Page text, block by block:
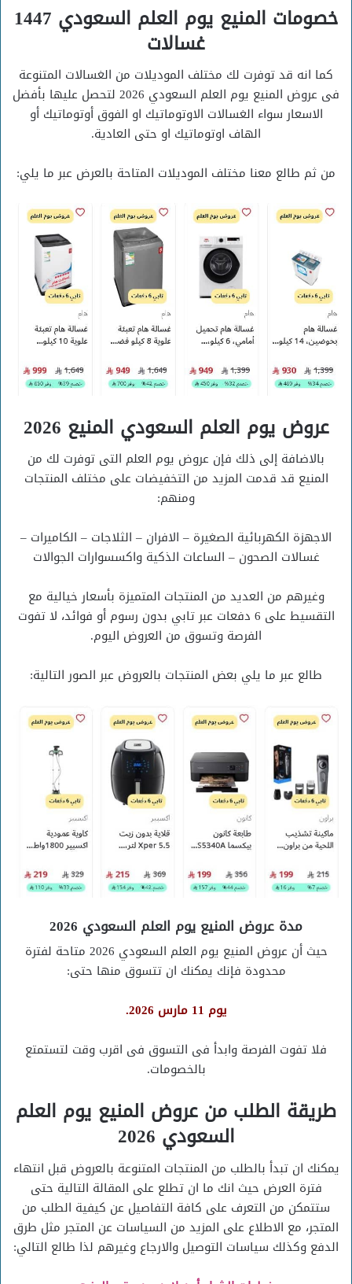
خصومات المنيع يوم العلم السعودي 1447
غسالات
كما انه قد توفرت لك مختلف الموديلات من الغسالات المتنوعة
فى عروض المنيع يوم العلم السعودي 2026 لتحصل عليها بأفضل
الاسعار سواء الغسالات الاوتوماتيك او الفوق أوتوماتيك أو
الهاف اوتوماتيك او حتى العادية.
من ثم طالع معنا مختلف الموديلات المتاحة بالعرض عبر ما يلي:
عروض يوم العلم السعودي المنيع 2026
بالاضافة إلى ذلك فإن عروض يوم العلم التى توفرت لك من
المنيع قد قدمت المزيد من التخفيضات على مختلف المنتجات
ومنهم:
الاجهزة الكهربائية الصغيرة – الافران – الثلاجات – الكاميرات –
غسالات الصحون – الساعات الذكية واكسسوارات الجوالات
وغيرهم من العديد من المنتجات المتميزة بأسعار خيالية مع
التقسيط على 6 دفعات عبر تابي بدون رسوم أو فوائد، لا تفوت
الفرصة وتسوق من العروض اليوم.
طالع عبر ما يلي بعض المنتجات بالعروض عبر الصور التالية:
مدة عروض المنيع يوم العلم السعودي 2026
حيث أن عروض المنيع يوم العلم السعودي 2026 متاحة لفترة
محدودة فإنك يمكنك ان تتسوق منها حتى:
يوم 11 مارس 2026.
فلا تفوت الفرصة وابدأ فى التسوق فى اقرب وقت لتستمتع
بالخصومات.
طريقة الطلب من عروض المنيع يوم العلم
السعودي 2026
يمكنك ان تبدأ بالطلب من المنتجات المتنوعة بالعروض قبل انتهاء
فترة العرض حيث انك ما ان تطلع على المقالة التالية حتى
ستتمكن من التعرف على كافة التفاصيل عن كيفية الطلب من
المتجر، مع الاطلاع على المزيد من السياسات عن المتجر مثل طرق
الدفع وكذلك سياسات التوصيل والارجاع وغيرهم لذا طالع التالي: